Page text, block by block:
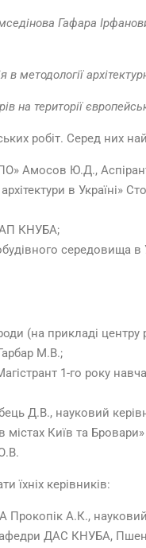
Гафара
в методології
на території
робіт. Серед них
Амосов Ю.Д.,
архітектури в
КНУБА;
середовища
(на прикладі центру
М.В.;
Магістрант 1-го року
Д.В., науковий
Київ та
їхніх керівників:
Прокопік А.К.,
кафедри ДАС КНУБА,